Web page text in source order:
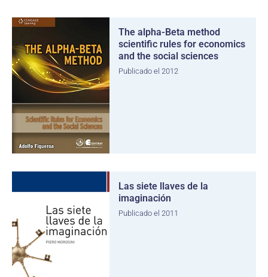
The alpha-Beta method
scientific rules for economics
and the social sciences
Publicado el 2012
Las siete llaves de la
imaginación
Publicado el 2011